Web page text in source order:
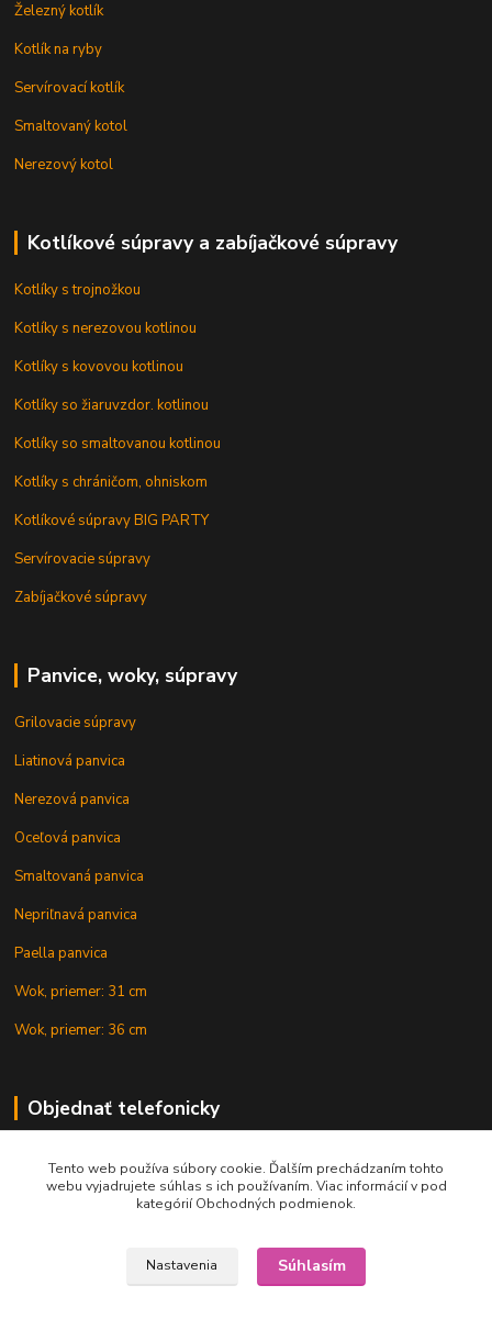
Železný kotlík
Kotlík na ryby
Servírovací kotlík
Smaltovaný kotol
Nerezový kotol
Kotlíkové súpravy a zabíjačkové súpravy
Kotlíky s trojnožkou
Kotlíky s nerezovou kotlinou
Kotlíky s kovovou kotlinou
Kotlíky so žiaruvzdor. kotlinou
Kotlíky so smaltovanou kotlinou
Kotlíky s chráničom, ohniskom
Kotlíkové súpravy BIG PARTY
Servírovacie súpravy
Zabíjačkové súpravy
Panvice, woky, súpravy
Grilovacie súpravy
Liatinová panvica
Nerezová panvica
Oceľová panvica
Smaltovaná panvica
Nepriľnavá panvica
Paella panvica
Wok, priemer: 31 cm
Wok, priemer: 36 cm
Objednať telefonicky
+421 902 212 007
Tento web používa súbory cookie. Ďalším prechádzaním tohto
webu vyjadrujete súhlas s ich používaním. Viac informácií v pod
kategórií Obchodných podmienok.
Nastavenia Súhlasím